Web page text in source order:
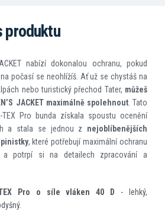
produktu
nabízí dokonalou ochranu, pokud
počasí se neohlížíš. Ať už se chystáš na
nebo turistický přechod Tater, můžeš
JACKET maximálně spolehnout. Tato
TEX Pro bunda získala spoustu ocenění
a stala se jednou z nejoblíbenějších
, které potřebují maximální ochranu
a potrpí si na detailech zpracování a
TEX Pro o síle vláken 40 D - lehký,